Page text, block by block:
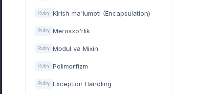
Ruby Kirish ma'lumoti (Encapsulation)
Ruby Merosxo'rlik
Ruby Modul va Mixin
Ruby Polimorfizm
Ruby Exception Handling